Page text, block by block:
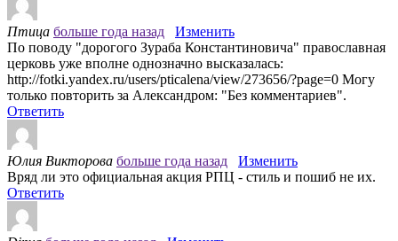
Птица больше года назад
Изменить
По поводу "дорогого Зураба Константиновича" православная
церковь уже вполне однозначно высказалась:
http://fotki.yandex.ru/users/pticalena/view/273656/?page=0 Могу
только повторить за Александром: "Без комментариев".
Ответить
Юлия Викторова больше года назад
Изменить
Вряд ли это официальная акция РПЦ - стиль и пошиб не их.
Ответить